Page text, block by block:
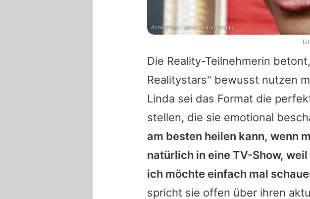
Die Reality-Teilnehmerin
Realitystars" bewusst nutzen
Linda sei das Format die
stellen, die sie emotional
am besten heilen kann, wenn
natürlich in eine TV-Show,
ich möchte einfach mal
spricht sie offen über ihren
ActionPress / gbrci / Future Image